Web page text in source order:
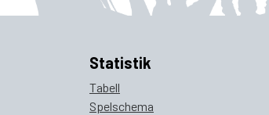
Statistik
Tabell
Spelschema